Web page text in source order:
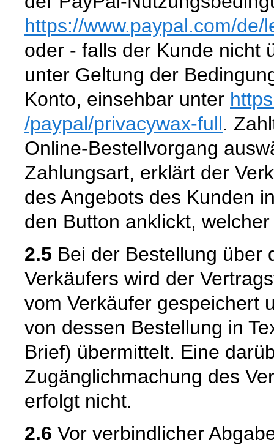
https://www.paypal.com/de/
oder - falls der Kunde nicht
unter Geltung der
Konto, einsehbar unter
/paypal/privacywax-full.
Online-Bestellvorgang
Zahlungsart, erklärt der
des Angebots des Kunden
den Button anklickt,
2.5 Bei der Bestellung über
Verkäufers wird der
vom Verkäufer gespeichert
von dessen Bestellung in
Brief) übermittelt. Eine
Zugänglichmachung des
erfolgt nicht.
2.6 Vor verbindlicher